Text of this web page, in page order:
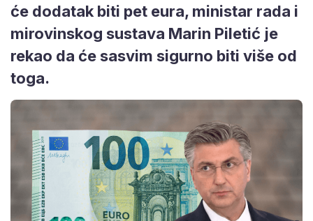
će dodatak biti pet eura, ministar rada i
mirovinskog sustava Marin Piletić je
rekao da će sasvim sigurno biti više od
toga.